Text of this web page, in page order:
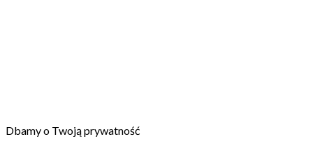
Dbamy o Twoją prywatność